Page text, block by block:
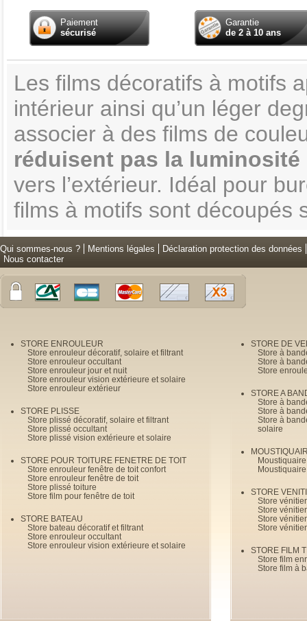
Paiement
sécurisé
Garantie
de 2 à 10 ans
Les films décoratifs à motifs
intérieur ainsi qu’un léger
associer à des films de
réduisent pas la luminosité
vers l’extérieur. Idéal pour
films à motifs sont découpés
Qui sommes-nous ? Mentions légales
Déclaration protection des données
Nous contacter
STORE ENROULEUR
Store enrouleur décoratif, solaire et filtrant
Store enrouleur occultant
Store enrouleur jour et nuit
Store enrouleur vision extérieure et solaire
Store enrouleur extérieur
STORE PLISSE
Store plissé décoratif, solaire et filtrant
Store plissé occultant
Store plissé vision extérieure et solaire
STORE POUR TOITURE FENETRE DE TOIT
Store enrouleur fenêtre de toit confort
Store enrouleur fenêtre de toit
Store plissé toiture
Store film pour fenêtre de toit
STORE BATEAU
Store bateau décoratif et filtrant
Store enrouleur occultant
Store enrouleur vision extérieure et solaire
STORE DE
Store à
Store à
Store
STORE A
Store à
Store à
Store à
solaire
STORE
Store
Store
Store
Store
STORE FILM
Store film
Store film à